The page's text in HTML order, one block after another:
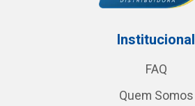
Institucional
FAQ
Quem Somos